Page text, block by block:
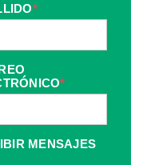
*
*
MENSAJES